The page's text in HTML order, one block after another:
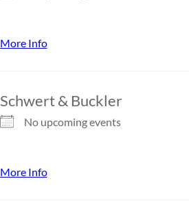
More Info
Schwert & Buckler
No upcoming events
More Info